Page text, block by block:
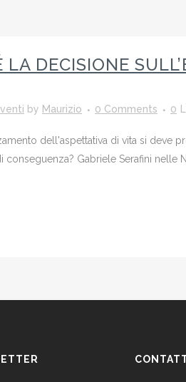
LA DECISIONE
by Maurizio 0 Comments 0
dell'aspettativa di vita si deve
Gabriele Serafini nelle